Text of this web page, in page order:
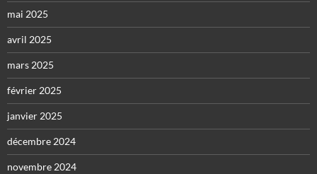
mai 2025
avril 2025
mars 2025
février 2025
janvier 2025
décembre 2024
novembre 2024